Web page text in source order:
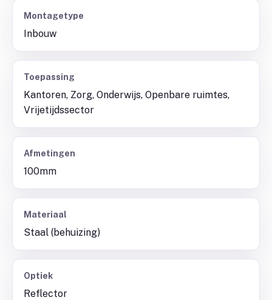
Montagetype
Inbouw
Toepassing
Kantoren, Zorg, Onderwijs, Openbare ruimtes,
Vrijetijdssector
Afmetingen
100mm
Materiaal
Staal (behuizing)
Optiek
Reflector